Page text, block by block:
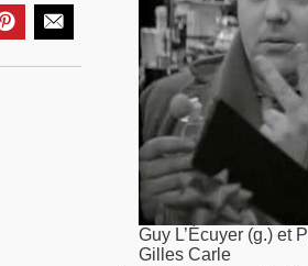
Guy L’Écuyer (g.) et
Gilles Carle